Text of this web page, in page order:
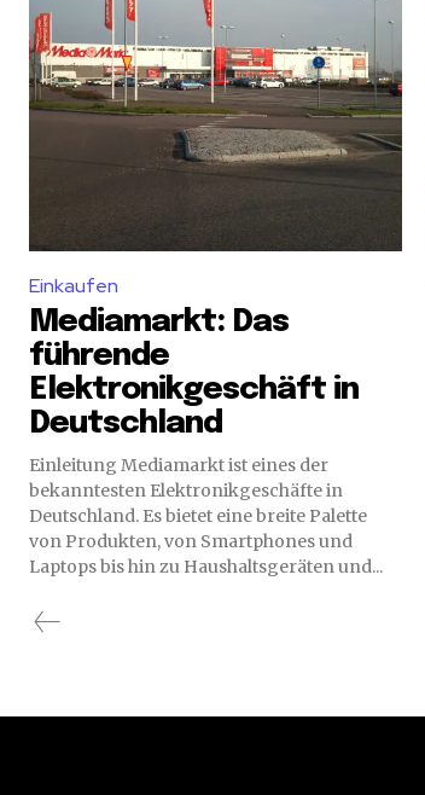
Einkaufen
Mediamarkt: Das
führende
Elektronikgeschäft in
Deutschland
Einleitung Mediamarkt ist eines der
bekanntesten Elektronikgeschäfte in
Deutschland. Es bietet eine breite Palette
von Produkten, von Smartphones und
Laptops bis hin zu Haushaltsgeräten und...